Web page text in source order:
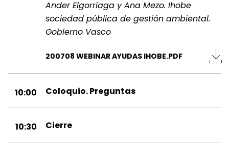
Ander Elgorriaga y Ana Mezo. Ihobe
sociedad pública de gestión ambiental.
Gobierno Vasco
200708 WEBINAR AYUDAS IHOBE.PDF
10:00 Coloquio. Preguntas
10:30 Cierre